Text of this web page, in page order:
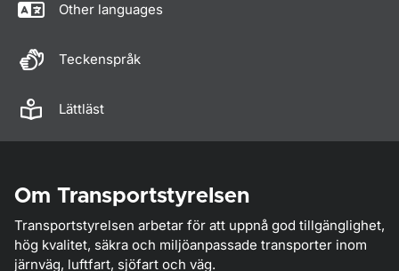
Other languages
Teckenspråk
Lättläst
Om Transportstyrelsen
Transportstyrelsen arbetar för att uppnå god tillgänglighet,
hög kvalitet, säkra och miljöanpassade transporter inom
järnväg, luftfart, sjöfart och väg.